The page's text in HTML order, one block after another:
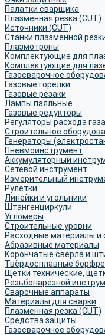
Палатки сварщика
Плазменная резка (CUT)
Источники (CUT)
Станки плазменной
Плазмотроны
Комплектующие для
Комплектующие для
Газосварочное
Газовые горелки
Газовые резаки
Лампы паяльные
Газовые редукторы
Регуляторы расхода газа
Строительное
Генераторы
Пневмоинструмент
Аккумуляторный
Сетевой инструмент
Измерительный
Рулетки
Линейки и угольники
Штангенциркули
Угломеры
Строительные уровни
Расходные материалы и
Абразивные материалы
Корончатые сверла и
Твёрдосплавные
Щетки технические,
Резьбонарезной
Сварочные аппараты
Материалы для сварки
Плазменная резка (CUT)
Средства защиты
Газосварочное